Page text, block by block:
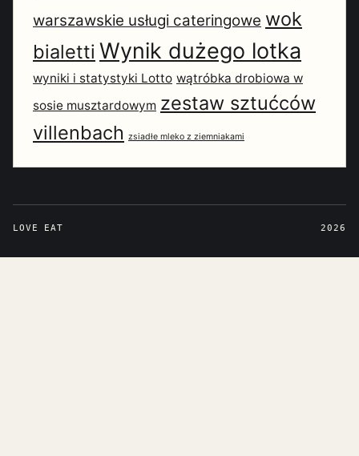
warszawskie usługi cateringowe wok
bialetti Wynik dużego lotka
wyniki i statystyki Lotto wątróbka drobiowa w
sosie musztardowym zestaw sztućców
villenbach zsiadłe mleko z ziemniakami
LOVE EAT 2026